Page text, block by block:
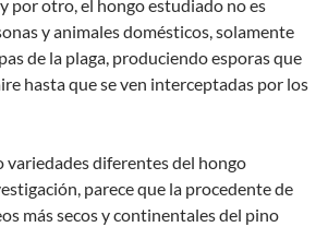
por otro, el hongo estudiado no es
y animales domésticos, solamente
de la plaga, produciendo esporas que
hasta que se ven interceptadas por los
variedades diferentes del hongo
parece que la procedente de
más secos y continentales del pino